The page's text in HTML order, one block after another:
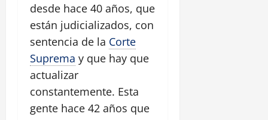
desde hace 40 años, que
están judicializados, con
sentencia de la Corte
Suprema y que hay que
actualizar
constantemente. Esta
gente hace 42 años que